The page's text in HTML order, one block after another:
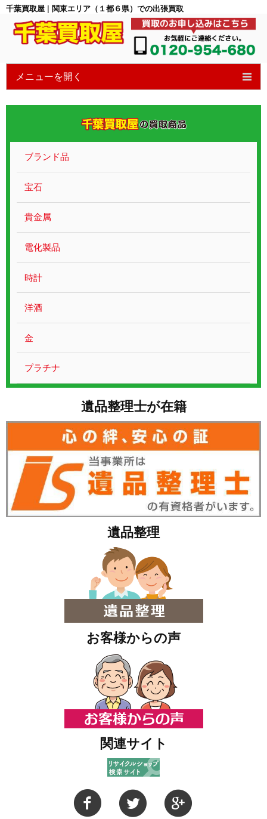
千葉買取屋 | 関東エリア（１都６県）での出張買取
メニューを開く
買取の流れ
買取ブログ
貴金属ブランド
遺品整理
お問い合わせ
ブランド品
宝石
貴金属
電化製品
時計
洋酒
金
プラチナ
遺品整理士が在籍
遺品整理
お客様からの声
関連サイト